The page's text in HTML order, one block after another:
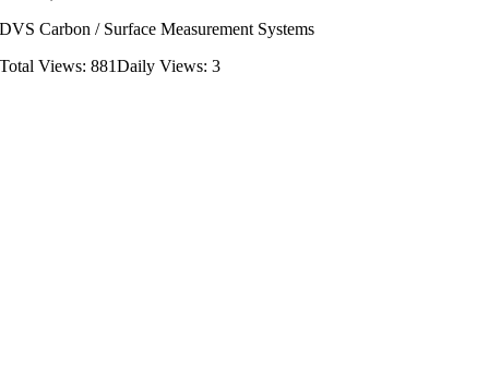
DVS Carbon / Surface Measurement Systems
Total Views: 881Daily Views: 3